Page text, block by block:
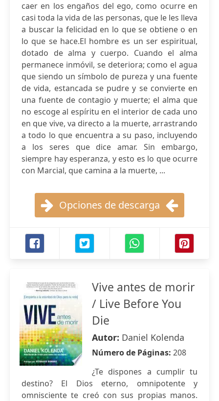
caer en los engaños del ego, como ocurre en
casi toda la vida de las personas, que le les lleva
a buscar la felicidad en lo que se obtiene o en
lo que se hace.El hombre es un ser espiritual,
dotado de alma y cuerpo. Cuando el alma
permanece inmóvil, se deteriora; como el agua
que siendo un símbolo de pureza y una fuente
de vida, estancada se pudre y se convierte en
una fuente de contagio y muerte; el alma que
no escoge al espíritu en el interior de cada uno
en que vive, va directo a la muerte, arrastrando
a todo lo que encuentra a su paso, incluyendo
a los seres que dice amar. Sin embargo,
siempre hay esperanza, y esto es lo que ocurre
con Marcial, que camina a la muerte, ...
Opciones de descarga
Vive antes de morir
/ Live Before You
Die
Autor: Daniel Kolenda
Número de Páginas: 208
¿Te dispones a cumplir tu
destino? El Dios eterno, omnipotente y
omnisciente te creó con sus propias manos.